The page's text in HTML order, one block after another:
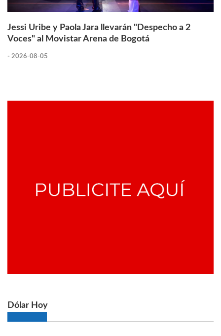
Jessi Uribe y Paola Jara llevarán "Despecho a 2
Voces" al Movistar Arena de Bogotá
- 2026-08-05
Dólar Hoy